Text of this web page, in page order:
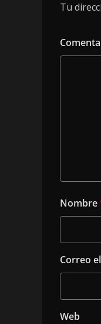
Tu
Nombre
Correo
Web